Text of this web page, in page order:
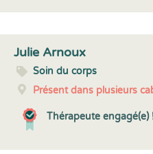
Julie Arnoux
Soin du corps
Présent dans plusieurs
Thérapeute engagé(e)